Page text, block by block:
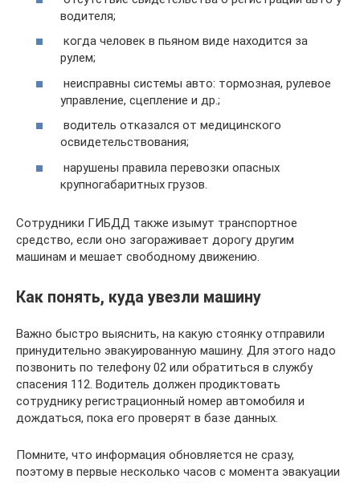
водителя;
когда человек в пьяном виде находится за
рулем;
неисправны системы авто: тормозная, рулевое
управление, сцепление и др.;
водитель отказался от медицинского
освидетельствования;
нарушены правила перевозки опасных
крупногабаритных грузов.
Сотрудники ГИБДД также изымут транспортное
средство, если оно загораживает дорогу другим
машинам и мешает свободному движению.
Как понять, куда увезли машину
Важно быстро выяснить, на какую стоянку отправили
принудительно эвакуированную машину. Для этого надо
позвонить по телефону 02 или обратиться в службу
спасения 112. Водитель должен продиктовать
сотруднику регистрационный номер автомобиля и
дождаться, пока его проверят в базе данных.
Помните, что информация обновляется не сразу,
поэтому в первые несколько часов с момента эвакуации